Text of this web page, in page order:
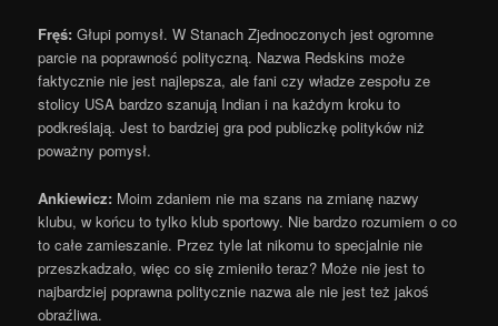
Fręś:Głupi pomysł. W Stanach Zjednoczonych jest ogromne
parcie na poprawność polityczną. Nazwa Redskins może
faktycznie nie jest najlepsza, ale fani czy władze zespołu ze
stolicy USA bardzo szanują Indian i na każdym kroku to
podkreślają. Jest to bardziej gra pod publiczkę polityków niż
poważny pomysł.
Ankiewicz: Moim zdaniem nie ma szans na zmianę nazwy
klubu, w końcu to tylko klub sportowy. Nie bardzo rozumiem o co
to całe zamieszanie. Przez tyle lat nikomu to specjalnie nie
przeszkadzało, więc co się zmieniło teraz? Może nie jest to
najbardziej poprawna politycznie nazwa ale nie jest też jakoś
obraźliwa.